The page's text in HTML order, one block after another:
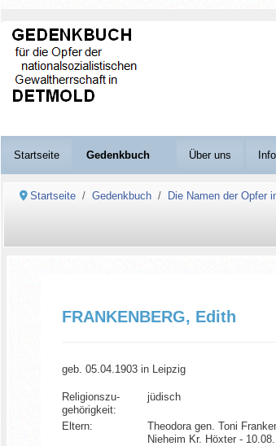
Startseite Gedenkbuch Über uns
Startseite Gedenkbuch Die Namen der Opfer
FRANKENBERG, Edith
geb. 05.04.1903 in Leipzig
Religionszu­
gehörigkeit:
jüdisch
Eltern:
Theodora gen. Toni
Nieheim Kr. Höxter -